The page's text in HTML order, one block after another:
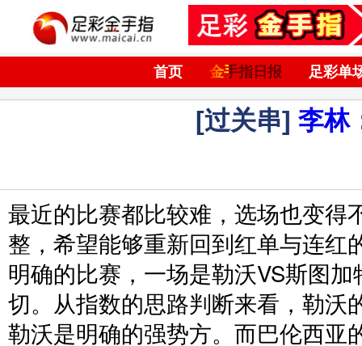
首页 金手指日报 足彩单
[过关串] 李林
最近的比赛都比较难，选场也变得
整，希望能够重新回到红单与连红
明确的比赛，一场是勒沃VS斯图
切。从指数的思路判断来看，勒沃
勒沃是明确的强势方。而巴伦西亚